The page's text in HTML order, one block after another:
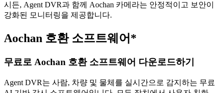
시든, Agent DVR과 함께 Aochan 카메라는 안정적이고 보안이
강화된 모니터링을 제공합니다.
Aochan 호환 소프트웨어*
무료로 Aochan 호환 소프트웨어 다운로드하기
Agent DVR는 사람, 차량 및 물체를 실시간으로 감지하는 무료